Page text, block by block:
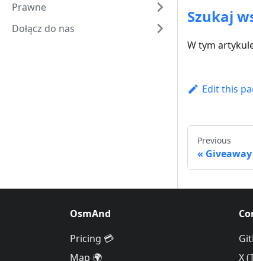
Prawne
Dołącz do nas
Szukaj
W tym
Edit this
Previous
Giveaway
OsmAnd
Pricing 💳
Map 🌍
X